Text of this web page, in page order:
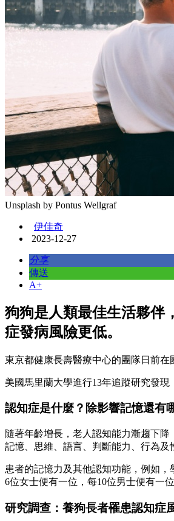
Unsplash by Pontus Wellgraf
伊佳奇
2023-12-27
分享
傳送
A+
狗狗是人類最佳生活夥伴
症發病風險更低。
東京都健康長壽醫療中心的團隊日前
美國馬里蘭大學進行13年追蹤研究發
認知症是什麼？除影響記憶還有
隨著年齡增長，老人認知能力漸趨下
記憶、思維、語言、判斷能力、行為及
患者的記憶力及其他認知功能，例如
6位女士便有一位，每10位男士便有一位
研究調查：養狗長者罹患認知症